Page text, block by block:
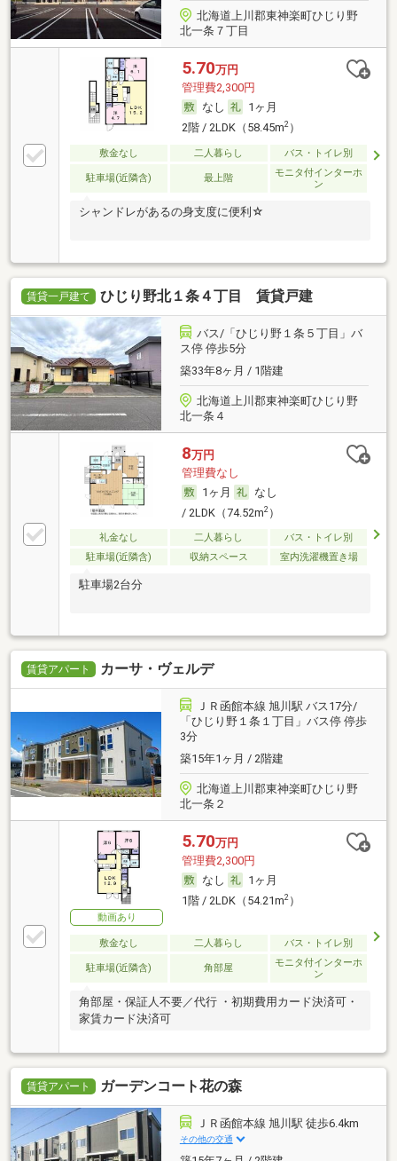
北海道上川郡東神楽町ひじり野
北一条７丁目
5.70万円
管理費2,300円
なし
1ヶ月
2階 / 2LDK（58.45m2）
敷金なし 二人暮らし バス・トイレ別
駐車場(近隣含) 最上階
モニタ付インターホ
ン
シャンドレがあるの身支度に便利☆
賃貸一戸建て ひじり野北１条４丁目 賃貸戸建
バス/「ひじり野１条５丁目」バ
ス停 停歩5分
築33年8ヶ月 / 1階建
北海道上川郡東神楽町ひじり野
北一条４
8万円
管理費なし
1ヶ月
なし
/ 2LDK（74.52m2）
礼金なし 二人暮らし
バス・トイレ別
駐車場(近隣含)
収納スペース 室内洗濯機置き場
駐車場2台分
賃貸アパート カーサ・ヴェルデ
ＪＲ函館本線 旭川駅 バス17分/
「ひじり野１条１丁目」バス停 停歩
3分
築15年1ヶ月 / 2階建
北海道上川郡東神楽町ひじり野
北一条２
動画あり
5.70万円
管理費2,300円
なし
1ヶ月
1階 / 2LDK（54.21m2）
敷金なし 二人暮らし バス・トイレ別
駐車場(近隣含) 角部屋
モニタ付インターホ
ン
角部屋・保証人不要／代行 ・初期費用カード決済可・
家賃カード決済可
賃貸アパート ガーデンコート花の森
ＪＲ函館本線 旭川駅 徒歩6.4km
その他の交通